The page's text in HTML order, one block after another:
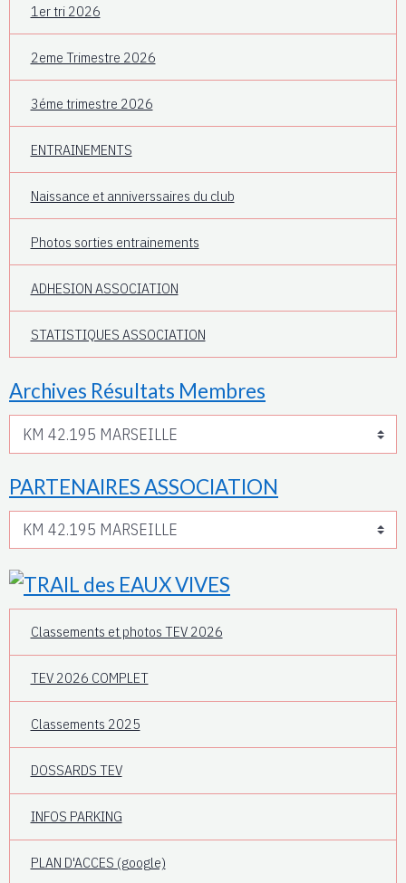
1er tri 2026
2eme Trimestre 2026
3éme trimestre 2026
ENTRAINEMENTS
Naissance et anniverssaires du club
Photos sorties entrainements
ADHESION ASSOCIATION
STATISTIQUES ASSOCIATION
Archives Résultats Membres
PARTENAIRES ASSOCIATION
Classements et photos TEV 2026
TEV 2026 COMPLET
Classements 2025
DOSSARDS TEV
INFOS PARKING
PLAN D'ACCES (google)